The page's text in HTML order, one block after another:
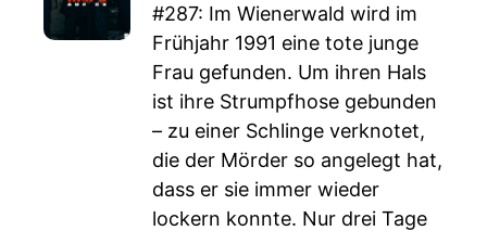
#287: Im Wienerwald wird im
Frühjahr 1991 eine tote junge
Frau gefunden. Um ihren Hals
ist ihre Strumpfhose gebunden
– zu einer Schlinge verknotet,
die der Mörder so angelegt hat,
dass er sie immer wieder
lockern konnte. Nur drei Tage